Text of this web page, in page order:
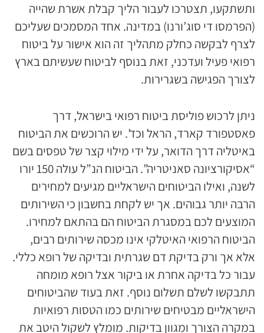
ותשתקעו, תצטרכו לעבור הליך קבלת אשרת שהייה
(הפרמסו די סוג’ורנו) במדינה. אחד המסמכים שעליכם
לצרף לבקשה כחלק מתהליך זה הוא אישור על ביטוח
רפואי פעיל ועדכני, זאת בנוסף לביטוח שעשיתם בארץ
לצורך הפגישה בשגרירות.
ניתן לרכוש פוליסת ביטוח רפואי בישראל, דרך
פאסטפורד קארד, הראל וכד’. יש הרוכשים את הביטוח
באיטליה דרך הדואר, על ידי מילוי קצר של טפסים בשם
“אסיקורציונה סאניטריה”. הביטוח הנ”ל עולה 150 יורו
לשנה, ואילו הביטוחים הישראליים מגיעים למחירים
הרבה יותר גבוהים. אך יש לקחת בחשבון כי השירותים
המוצעים לכם במסגרת הביטוח הם בהתאם למחירו.
הביטוח הרפואי האיטלקי אינו מכסה שירותים רבים,
אלא אך ורק בדיקת דם שגרתית ובדיקה של רופא כללי.
עבור כל בדיקה אחרת או ביקור אצל רופא מומחה
תתבקשו לשלם תשלום נוסף. זאת בעוד שהביטוחים
הישראליים מבטיחים שירותים כמו הטסות רפואיות
במקרה הצורך ומגוון בדיקות. מומלץ לשקול היטב את